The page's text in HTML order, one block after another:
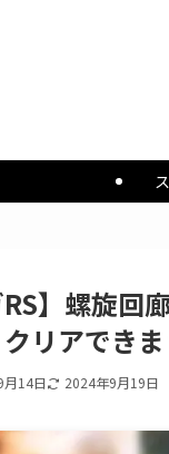
RS】螺旋
リアでき
月14日 2024年9月19日